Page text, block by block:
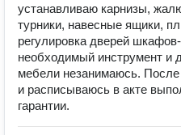
устанавливаю карнизы,
турники, навесные ящики,
регулировка дверей
необходимый инструмент и
мебели незанимаюсь.
и расписываюсь в акте
гарантии.